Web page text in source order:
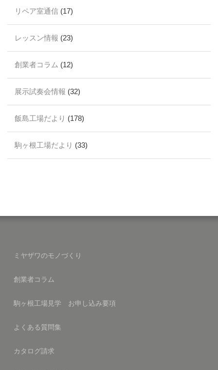
リペア室通信 (17)
レッスン情報 (23)
創業者コラム (12)
展示試奏会情報 (32)
飯島工場だより (178)
駒ヶ根工場だより (33)
ミヤザワのモノづくり
創業者コラム
駒ヶ根工場見学 お申し込み要項
よくある質問集
カタログ請求